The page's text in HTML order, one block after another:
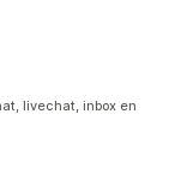
livechat, inbox en